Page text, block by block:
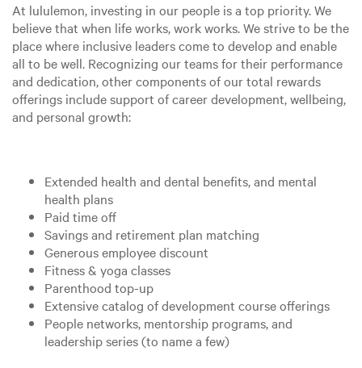
At lululemon, investing in our people is a top priority. We
believe that when life works, work works. We strive to be the
place where inclusive leaders come to develop and enable
all to be well. Recognizing our teams for their performance
and dedication, other components of our total rewards
offerings include support of career development, wellbeing,
and personal growth:
Extended health and dental benefits, and mental
health plans
Paid time off
Savings and retirement plan matching
Generous employee discount
Fitness & yoga classes
Parenthood top-up
Extensive catalog of development course offerings
People networks, mentorship programs, and
leadership series (to name a few)